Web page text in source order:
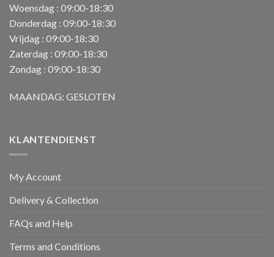
Woensdag : 09:00-18:30
Donderdag : 09:00-18:30
Vrijdag : 09:00-18:30
Zaterdag : 09:00-18:30
Zondag : 09:00-18:30
MAANDAG: GESLOTEN
KLANTENDIENST
My Account
Delivery & Collection
FAQs and Help
Terms and Conditions